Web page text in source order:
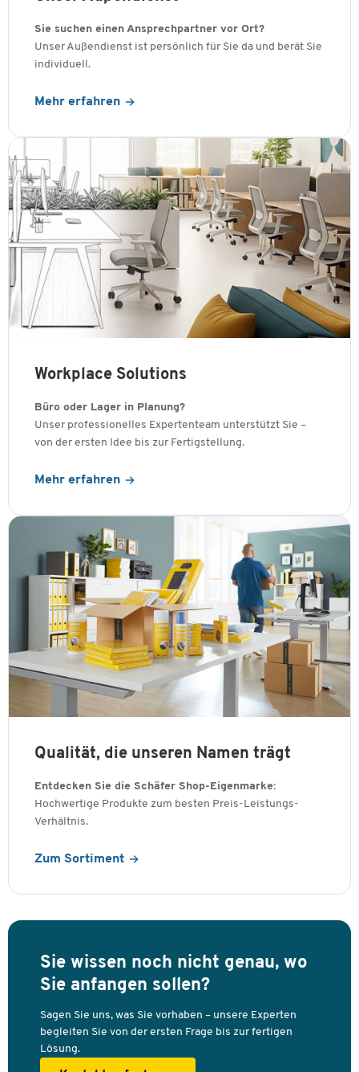
Sie suchen einen Ansprechpartner vor Ort?
Unser Außendienst ist persönlich für Sie da und berät Sie
individuell.
Mehr erfahren
Workplace Solutions
Büro oder Lager in Planung?
Unser professionelles Expertenteam unterstützt Sie –
von der ersten Idee bis zur Fertigstellung.
Mehr erfahren
Qualität, die unseren Namen trägt
Entdecken Sie die Schäfer Shop-Eigenmarke:
Hochwertige Produkte zum besten Preis-Leistungs-
Verhältnis.
Zum Sortiment
Sie wissen noch nicht genau, wo
Sie anfangen sollen?
Sagen Sie uns, was Sie vorhaben – unsere Experten
begleiten Sie von der ersten Frage bis zur fertigen
Lösung.